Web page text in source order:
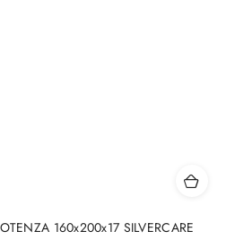
160x200x17 SILVERCARE